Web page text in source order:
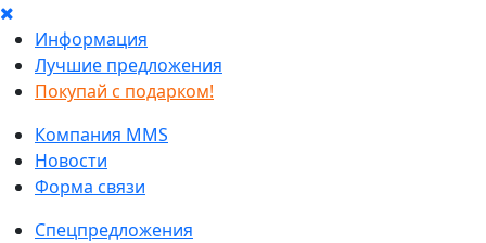
Информация
Лучшие предложения
Покупай с подарком!
Компания MMS
Новости
Форма связи
Спецпредложения